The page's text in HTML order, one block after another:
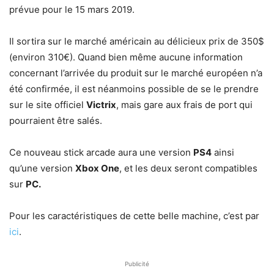
prévue pour le 15 mars 2019.
Il sortira sur le marché américain au délicieux prix de 350$
(environ 310€). Quand bien même aucune information
concernant l’arrivée du produit sur le marché européen n’a
été confirmée, il est néanmoins possible de se le prendre
sur le site officiel Victrix, mais gare aux frais de port qui
pourraient être salés.
Ce nouveau stick arcade aura une version PS4 ainsi
qu’une version Xbox One, et les deux seront compatibles
sur PC.
Pour les caractéristiques de cette belle machine, c’est par
ici.
Publicité